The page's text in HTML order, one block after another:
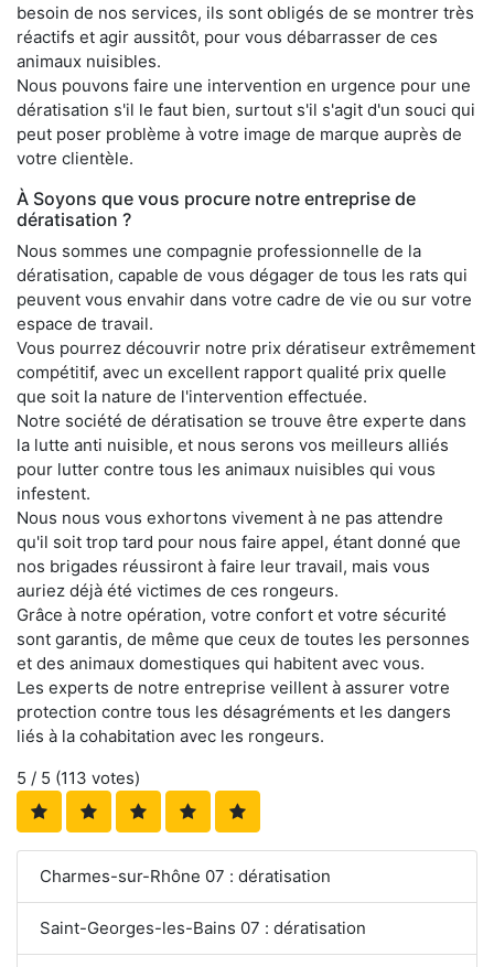
besoin de nos services, ils sont obligés de se montrer très
réactifs et agir aussitôt, pour vous débarrasser de ces
animaux nuisibles.
Nous pouvons faire une intervention en urgence pour une
dératisation s'il le faut bien, surtout s'il s'agit d'un souci qui
peut poser problème à votre image de marque auprès de
votre clientèle.
À Soyons que vous procure notre entreprise de
dératisation ?
Nous sommes une compagnie professionnelle de la
dératisation, capable de vous dégager de tous les rats qui
peuvent vous envahir dans votre cadre de vie ou sur votre
espace de travail.
Vous pourrez découvrir notre prix dératiseur extrêmement
compétitif, avec un excellent rapport qualité prix quelle
que soit la nature de l'intervention effectuée.
Notre société de dératisation se trouve être experte dans
la lutte anti nuisible, et nous serons vos meilleurs alliés
pour lutter contre tous les animaux nuisibles qui vous
infestent.
Nous nous vous exhortons vivement à ne pas attendre
qu'il soit trop tard pour nous faire appel, étant donné que
nos brigades réussiront à faire leur travail, mais vous
auriez déjà été victimes de ces rongeurs.
Grâce à notre opération, votre confort et votre sécurité
sont garantis, de même que ceux de toutes les personnes
et des animaux domestiques qui habitent avec vous.
Les experts de notre entreprise veillent à assurer votre
protection contre tous les désagréments et les dangers
liés à la cohabitation avec les rongeurs.
5 / 5 (113 votes)
Charmes-sur-Rhône 07 : dératisation
Saint-Georges-les-Bains 07 : dératisation